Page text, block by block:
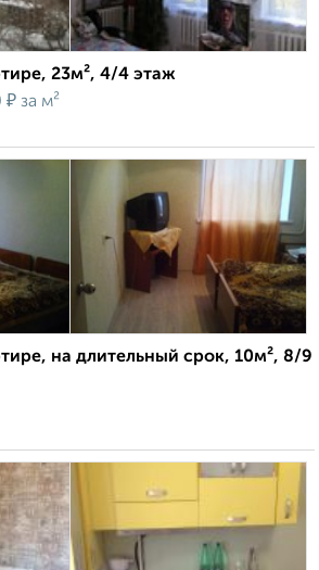
23м², 4/4 этаж
₽ за м²
на длительный срок, 10м², 8/9